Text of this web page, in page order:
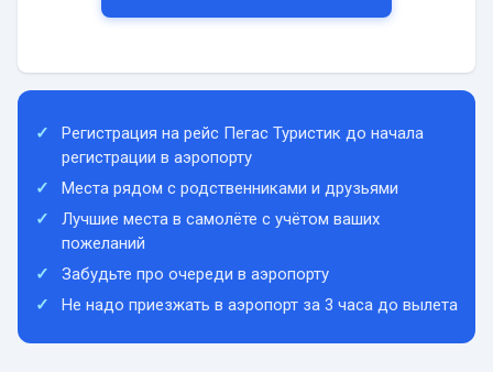
Регистрация на рейс Пегас Туристик до начала
регистрации в аэропорту
Места рядом с родственниками и друзьями
Лучшие места в самолёте с учётом ваших
пожеланий
Забудьте про очереди в аэропорту
Не надо приезжать в аэропорт за 3 часа до вылета